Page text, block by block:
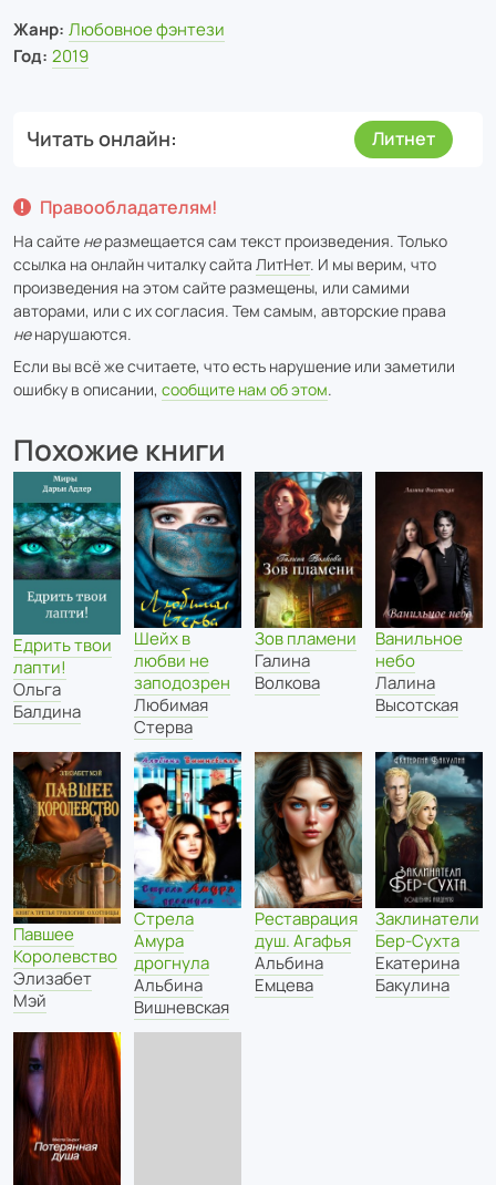
Жанр: Любовное фэнтези
Год: 2019
Читать онлайн Литнет
Правообладателям!
На сайте неразмещается сам текст произведения. Только
ссылка на онлайн читалку сайта ЛитНет. И мы верим, что
произведения на этом сайте размещены, или самими
авторами, или с их согласия. Тем самым, авторские права
ненарушаются.
Если вы всё же считаете, что есть нарушение или заметили
ошибку в описании, сообщите нам об этом.
Похожие книги
Едрить твои
лапти!
Ольга
Балдина
Шейх в
любви не
заподозрен
Любимая
Стерва
Зов пламени
Галина
Волкова
Ванильное
небо
Лалина
Высотская
Павшее
Королевство
Элизабет
Мэй
Стрела
Амура
дрогнула
Альбина
Вишневская
Реставрация
душ. Агафья
Альбина
Емцева
Заклинатели
Бер-Сухта
Екатерина
Бакулина